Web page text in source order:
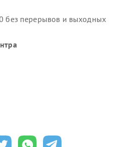
без перерывов и выходных